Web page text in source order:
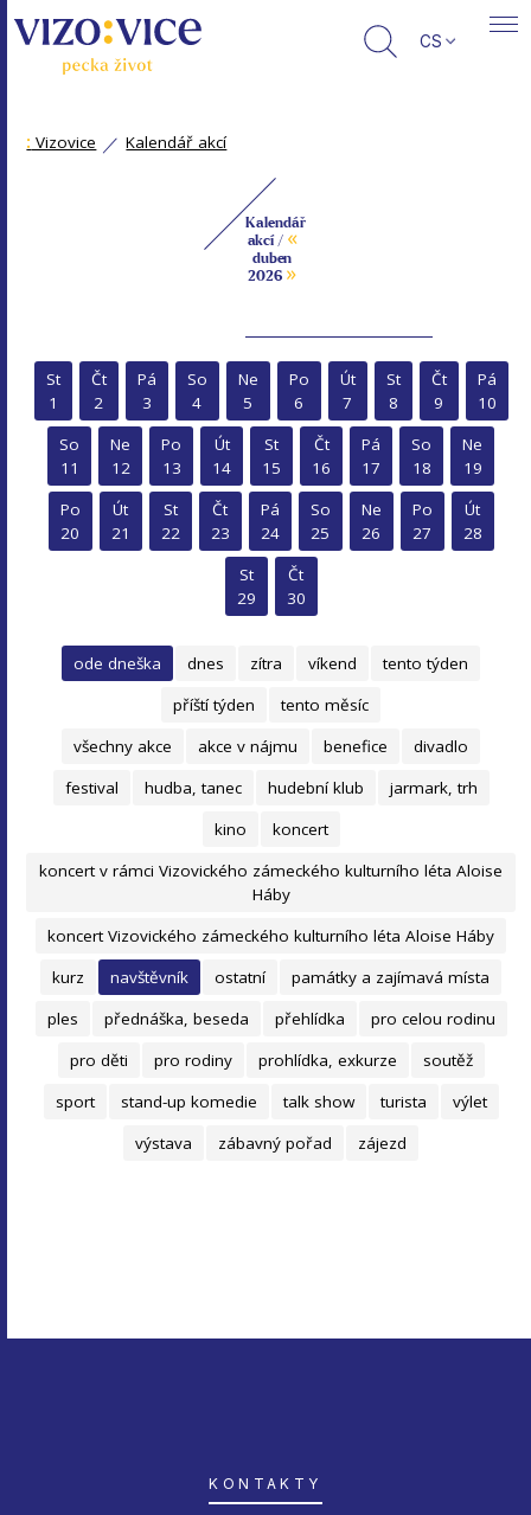
CS
: Vizovice Kalendář akcí
Kalendář
akcí / «
duben
2026 »
St
1
Čt
2
Pá
3
So
4
Ne
5
Po
6
Út
7
St
8
Čt
9
Pá
10
So
11
Ne
12
Po
13
Út
14
St
15
Čt
16
Pá
17
So
18
Ne
19
Po
20
Út
21
St
22
Čt
23
Pá
24
So
25
Ne
26
Po
27
Út
28
St
29
Čt
30
ode dneška dnes zítra víkend
tento týden
příští týden
tento měsíc
všechny akce
akce v nájmu benefice
divadlo
festival
hudba, tanec hudební klub
jarmark, trh
kino
koncert
koncert v rámci Vizovického zámeckého kulturního léta Aloise
Háby
koncert Vizovického zámeckého kulturního léta Aloise Háby
kurz
navštěvník ostatní
památky a zajímavá místa
ples
přednáška, beseda přehlídka
pro celou rodinu
pro děti
pro rodiny prohlídka, exkurze
soutěž
sport
stand-up komedie talk show turista
výlet
výstava
zábavný pořad zájezd
KONTAKTY